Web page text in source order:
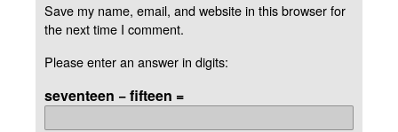
Save my name, email, and website in this browser for
the next time I comment.
Please enter an answer in digits:
seventeen − fifteen =